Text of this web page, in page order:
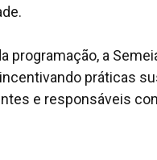
programação, a
práticas
e responsáveis